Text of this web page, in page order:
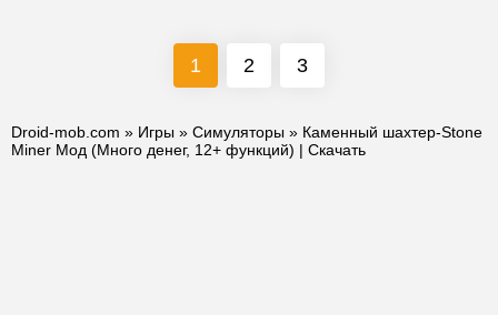
1 2 3
Droid-mob.com » Игры » Симуляторы » Каменный шахтер-Stone
Miner Мод (Много денег, 12+ функций) | Скачать